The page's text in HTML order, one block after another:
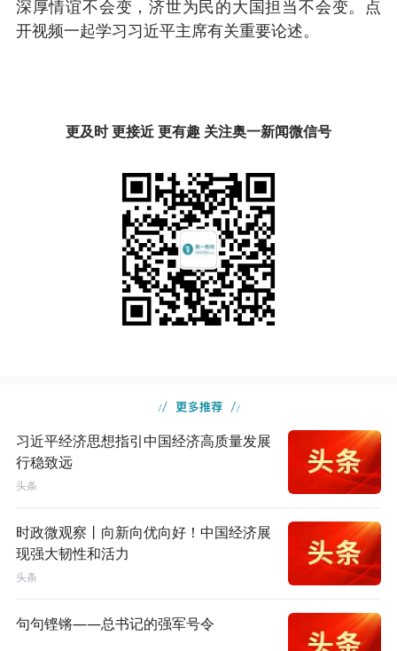
深厚情谊不会变，济世为民的大国担当不会变。点
开视频一起学习习近平主席有关重要论述。
更及时 更接近 更有趣 关注奥一新闻微信号
习近平经济思想指引中国经济高质量发展
行稳致远
头条
时政微观察丨向新向优向好！中国经济展
现强大韧性和活力
头条
句句铿锵——总书记的强军号令